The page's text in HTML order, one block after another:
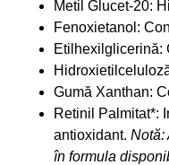
Metil Glucet-20:
Fenoxietanol:
Etilhexilglicerină:
Gumă Xanthan:
Retinil Palmitat*:
antioxidant. Notă:
în formula